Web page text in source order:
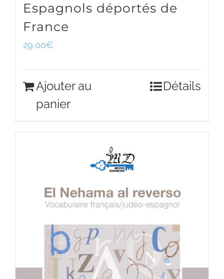
Espagnols déportés de
France
29,00€
Ajouter au
panier
Détails